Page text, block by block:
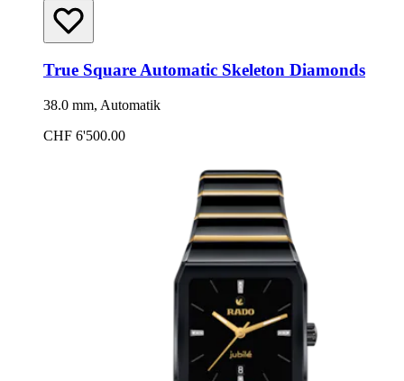
True Square Automatic Skeleton Diamonds
38.0 mm, Automatik
CHF 6'500.00